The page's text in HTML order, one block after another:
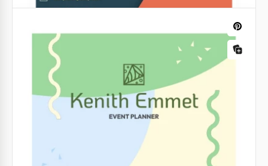
Gold Eventplaner Visitenkarte
Wenn Sie als Eventplaner arbeiten, ist eine
Visitenkarte eine großartige Möglichkeit zur
Werbung, weil Menschen Ihre Dienste ihren
Freunden und Verwandten empfehlen werden!
Google Docs